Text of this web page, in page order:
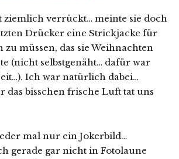
ziemlich verrückt… meinte sie doch
Drücker eine Strickjacke für
müssen, das sie Weihnachten
(nicht selbstgenäht… dafür war
Ich war natürlich dabei…
das bisschen frische Luft tat uns
mal nur ein Jokerbild…
gerade gar nicht in Fotolaune